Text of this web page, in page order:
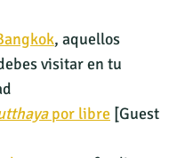
, aquellos
visitar en tu
por libre [Guest